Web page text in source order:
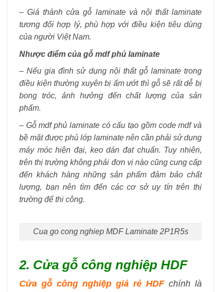
– Giá thành cửa gỗ laminate và nội thất laminate
tương đối hợp lý, phù hợp với điều kiện tiêu dùng
của người Việt Nam.
Nhược điểm của gỗ mdf phủ laminate
– Nếu gia đình sử dụng nội thất gỗ laminate trong
điều kiện thường xuyên bị ẩm ướt thì gỗ sẽ rất dễ bị
bong tróc, ảnh hưởng đến chất lượng của sản
phẩm.
– Gỗ mdf phủ laminate có cấu tạo gồm code mdf và
bề mặt được phủ lớp laminate nên cần phải sử dụng
máy móc hiện đại, keo dán đạt chuẩn. Tuy nhiên,
trên thị trường không phải đơn vị nào cũng cung cấp
đến khách hàng những sản phẩm đảm bảo chất
lượng, bạn nên tìm đến các cơ sở uy tín trên thị
trường để thi công.
Cua go cong nghiep MDF Laminate 2P1R5s
2. Cửa gỗ công nghiệp HDF
Cửa gỗ công nghiệp giá rẻ HDFchính là